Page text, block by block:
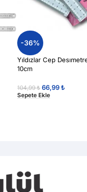
-36%
Yıldızlar Cep
10cm
104,99₺ 66,99₺
Sepete Ekle